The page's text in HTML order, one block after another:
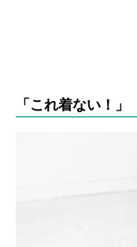
「これ着ない！」